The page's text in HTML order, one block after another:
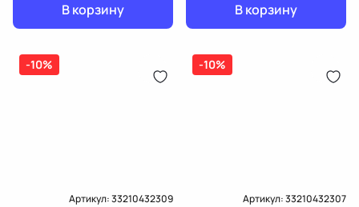
В корзину
В корзину
-10%
Артикул:33210432309
-10%
Артикул:33210432307